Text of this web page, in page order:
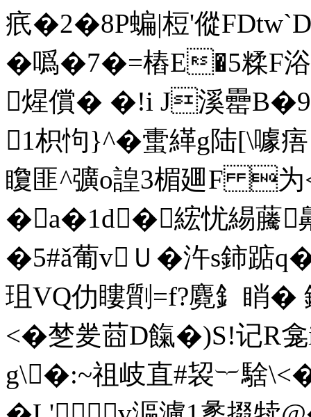
疧�2�8P蝙|梪'傱
�噅�7�=樁E�5糅
煋償� �!i J溪罍
1枳怐}^�蟗緙g陆[\噱
矎匪^彍o諻3楣廽F 
�a�1d�綋忧緆虅
�5#ǎ葡vＵ�汻s鈰
珇VQ仂瞜劕=f?麑釒睄
<�椘夎莔D餼�)S!记R
g\�:~祖岐直#袃︸ 騇